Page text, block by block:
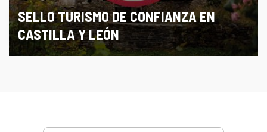
SELLO TURISMO DE CONFIANZA EN
CASTILLA Y LEÓN